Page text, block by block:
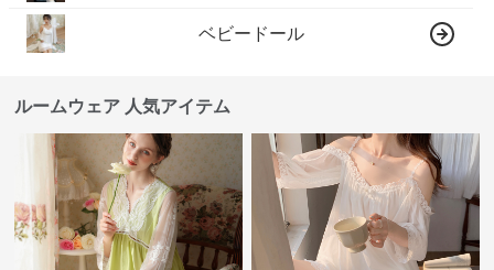
ベビードール
ルームウェア 人気アイテム